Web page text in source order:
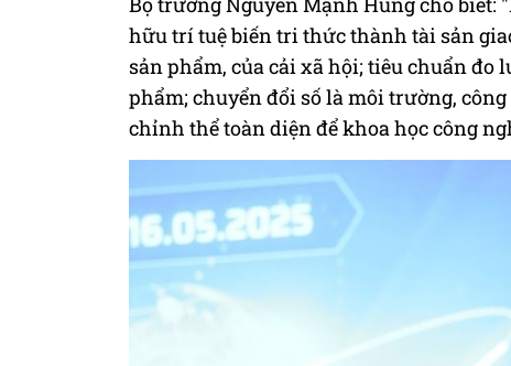
hữu trí tuệ biến tri thức thành tài sản
sản phẩm, của cải xã hội; tiêu chuẩn
phẩm; chuyển đổi số là môi trường,
chỉnh thể toàn diện để khoa học công